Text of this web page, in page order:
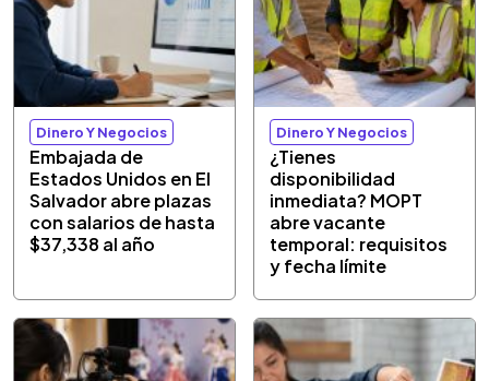
Dinero Y Negocios
Embajada de
Estados Unidos en El
Salvador abre plazas
con salarios de hasta
$37,338 al año
Dinero Y Negocios
¿Tienes
disponibilidad
inmediata? MOPT
abre vacante
temporal: requisitos
y fecha límite